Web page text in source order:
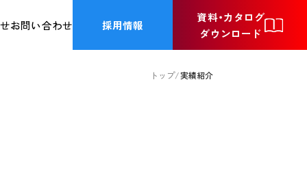
お問い合わせ 採用情報
資料・カタログ
ダウンロード
トップ 実績紹介